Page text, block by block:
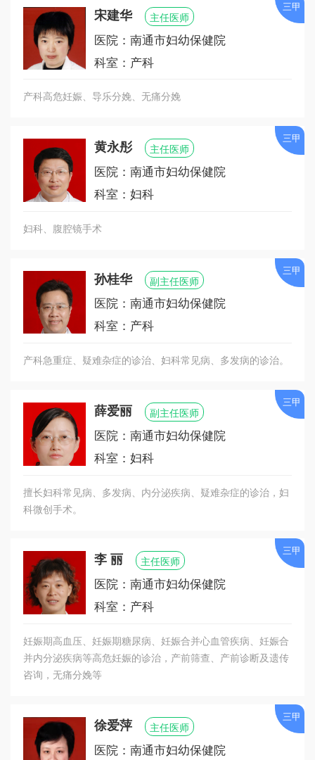
医学专家荟萃，人才优势明显。医院现有职工975
名，拥有高级职称人员近150余名，包括享受国务院
政府特殊津贴专家、省“333”、市“226”重点人才、硕
业委员会主任委员、副主任委员共30余名。
医院病房环境优雅，医疗设施齐全。拥有核磁共振
（MRI）、64排螺旋CT、数字减影X光机、800毫安
全自动遥控X光机、数字胃肠机、全数字化乳腺钼靶
机等先进放射类设备，多台四维彩超和数十台进口
台，配备耳聋基因筛查设备、全自动染色体核型分
医院先后获得国家级爱婴医院、江苏省文明单位、
省巾帼建功先进集体、省“三八”红旗集体、南通市文
明单位、南通市最佳服务单位、市级“巾帼文明岗”、
妇幼保健工作先进集体、患者安全目标合格医院等
2014年5月医院与上海市红房子妇产科医院和复旦大
学附属儿科医院签约成为协作医院；2015年1月与南
京市妇幼保健院签约成为友好合作医院；2015年6月
1日正式挂牌南通市儿童医院。
南通市儿童医院的正式开放，结束了南通市多年来
将以接轨上海名院、加强深度医疗合作为契机，加
快儿内科、儿外科、新生儿科、NICU、PICU等临床
科室及儿童保健科、儿童眼科、儿童耳鼻喉科、儿
童口腔科、儿童康复科等保健科室为一体的儿童医
院建设，为南通市妇女和儿童提供更加专业、周
务为广大市民的健康保驾护航。
宋建华 主任医师
医院：南通市妇幼保健院
科室：产科
产科高危妊娠、导乐分娩、无痛分娩
三甲
黄永彤 主任医师
医院：南通市妇幼保健院
科室：妇科
妇科、腹腔镜手术
三甲
孙桂华 副主任医师
医院：南通市妇幼保健院
科室：产科
产科急重症、疑难杂症的诊治、妇科常见病、多发病的诊治。
三甲
薛爱丽 副主任医师
医院：南通市妇幼保健院
科室：妇科
擅长妇科常见病、多发病、内分泌疾病、疑难杂症的诊治，妇
科微创手术。
三甲
李 丽 主任医师
医院：南通市妇幼保健院
科室：产科
妊娠期高血压、妊娠期糖尿病、妊娠合并心血管疾病、妊娠合
并内分泌疾病等高危妊娠的诊治，产前筛查、产前诊断及遗传
咨询，无痛分娩等
三甲
徐爱萍 主任医师
医院：南通市妇幼保健院
三甲